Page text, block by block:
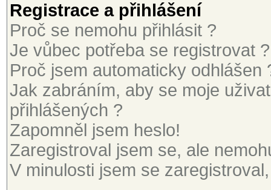
Registrace a přihlášení
Proč se nemohu přihlásit ?
Je vůbec potřeba se registrovat ?
Proč jsem automaticky odhlášen
Jak zabráním, aby se moje
přihlášených ?
Zapomněl jsem heslo!
Zaregistroval jsem se, ale
V minulosti jsem se